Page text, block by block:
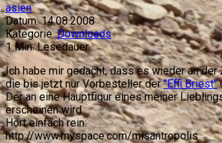
asien
Datum: 14.08.2008
Kategorie: Downloads
1Min. Lesedauer
Ich habe mir gedacht, dass es wieder an
die bis jetzt nur Vorbesteller der"Effi Briest"
Der an eine Hauptfigur eines meiner
erscheinen wird.
Hört einfach rein:
http://www.myspace.com/misantropolis